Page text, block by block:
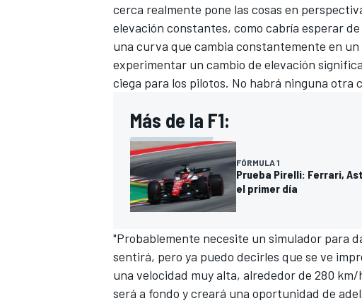
MÁS CATEGORÍAS
cerca realmente pone las cosas en
elevación constantes, como cabría esperar
una curva que cambia constantemente en
experimentar un cambio de elevación
ciega para los pilotos. No habrá ninguna otra
Más de la F1:
FÓRMULA 1
Prueba Pirelli: Ferrari,
el primer día
"Probablemente necesite un simulador para
sentirá, pero ya puedo decirles que se ve
una velocidad muy alta, alrededor de 280
será a fondo y creará una oportunidad de